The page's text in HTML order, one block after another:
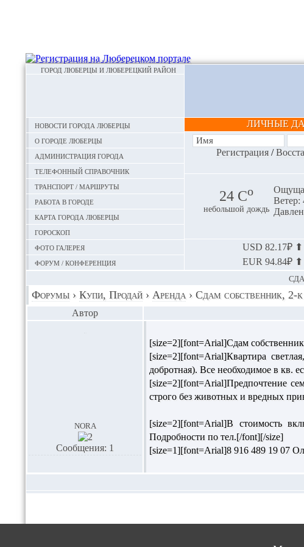
ГОРОД ЛЮБЕРЦЫ И ЛЮБЕРЕЦКИЙ РАЙОН
Новости города Люберцы
О городе Люберцы
Администрация города
Телефонный справочник
Транспорт / маршруты
Работа в городе
Карта города Люберцы
Гороскоп
Фото галерея
Форум / конференция
ЛИЧНЫЕ
Регистрация/
24 Сo
небольшой дождь
Ветер:
USD 82.17₽ ⬆
EUR 94.84₽ ⬆
Форумы › Купи, Продай › Аренда› Сдам собственник, 2-
Автор
nora
Сообщения: 1
[size=2][font=Arial]Сдам
[size=2][font=Arial]Квартира
добротная). Все необходимое в кв.
[size=2][font=Arial]Предпочтение
строго без животных и вредных
[size=2][font=Arial]В стоимость
Подробности по тел.[/font][/size]
[size=1][font=Arial]8 916 489 19 07